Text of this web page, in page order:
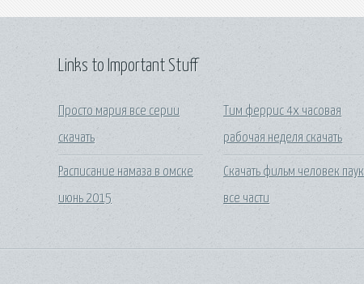
Links to Important Stuff
Просто мария все серии
скачать
Расписание намаза в омске
июнь 2015
Тим феррис 4х часовая
рабочая неделя скачать
Скачать фильм человек паук
все части